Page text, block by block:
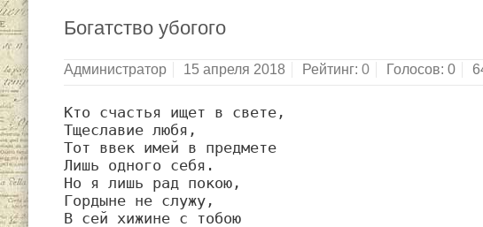
В.В.Капнист. Собрание сочинений в 2-х
Богатство убогого
Администратор 15 апреля 2018 Рейтинг: 0 Голосов: 0
Кто счастья ищет в свете,
Тщеславие любя,
Тот ввек имей в предмете
Лишь одного себя.
Но я лишь рад покою,
Гордыне не служу,
В сей хижине с тобою